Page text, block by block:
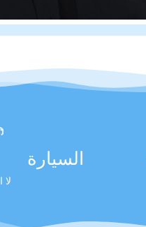
السيارة
لا